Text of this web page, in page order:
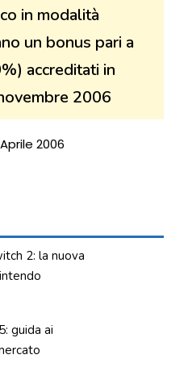
in modalità
un bonus pari a
accreditati in
2006
2006
2: la nuova
guida ai